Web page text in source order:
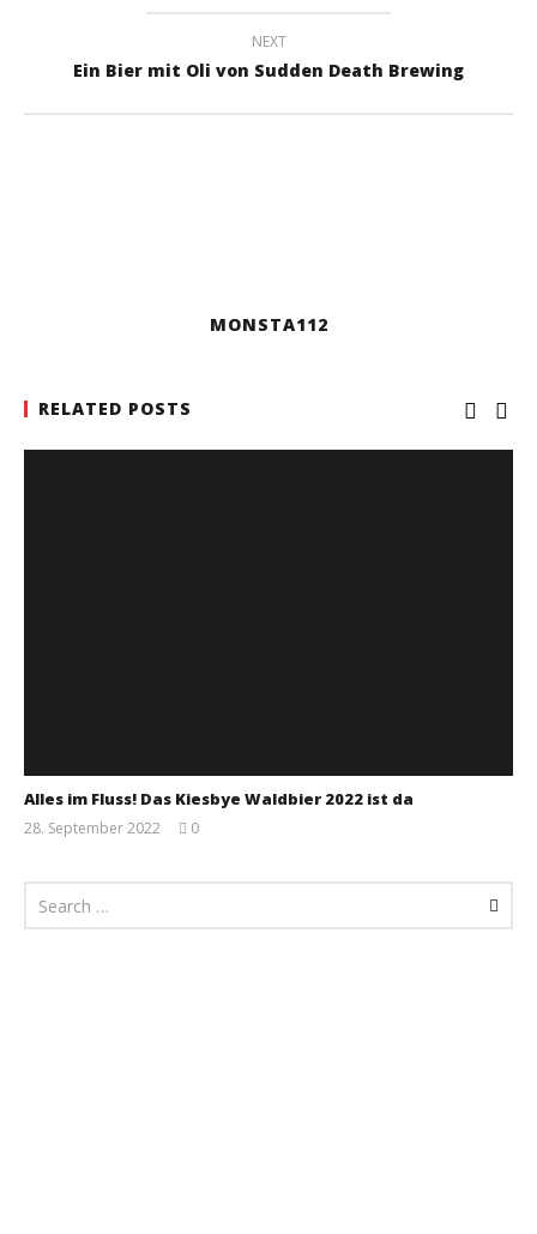
NEXT
Ein Bier mit Oli von Sudden Death Brewing
MONSTA112
RELATED POSTS
Alles im Fluss! Das Kiesbye Waldbier 2022 ist da
28. September 2022
0